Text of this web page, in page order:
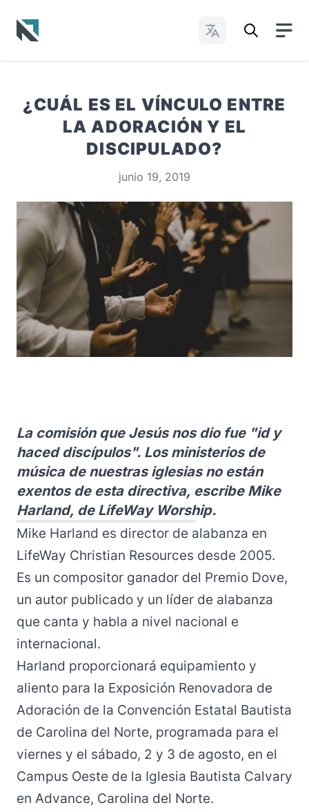
Cambiar idioma
¿CUÁL ES EL VÍNCULO ENTRE
LA ADORACIÓN Y EL
DISCIPULADO?
junio 19, 2019
La comisión que Jesús nos dio fue "id y
haced discípulos". Los ministerios de
música de nuestras iglesias no están
exentos de esta directiva, escribe Mike
Harland, de LifeWay Worship.
Mike Harland es director de alabanza en
LifeWay Christian Resources desde 2005.
Es un compositor ganador del Premio Dove,
un autor publicado y un líder de alabanza
que canta y habla a nivel nacional e
internacional.
Harland proporcionará equipamiento y
aliento para la Exposición Renovadora de
Adoración de la Convención Estatal Bautista
de Carolina del Norte, programada para el
viernes y el sábado, 2 y 3 de agosto, en el
Campus Oeste de la Iglesia Bautista Calvary
en Advance, Carolina del Norte.